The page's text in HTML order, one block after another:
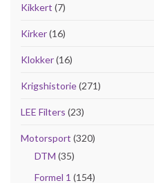
Kikkert (7)
Kirker(16)
Klokker(16)
Krigshistorie(271)
LEE Filters (23)
Motorsport (320)
DTM (35)
Formel 1 (154)